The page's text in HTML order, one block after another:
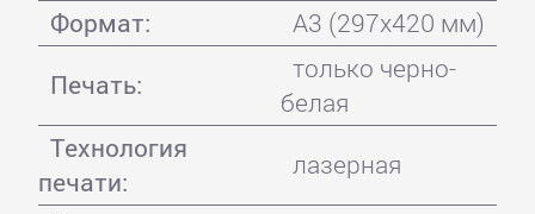
Формат:
A3 (297x420 мм)
Печать:
только черно-
белая
Технология
печати:
лазерная